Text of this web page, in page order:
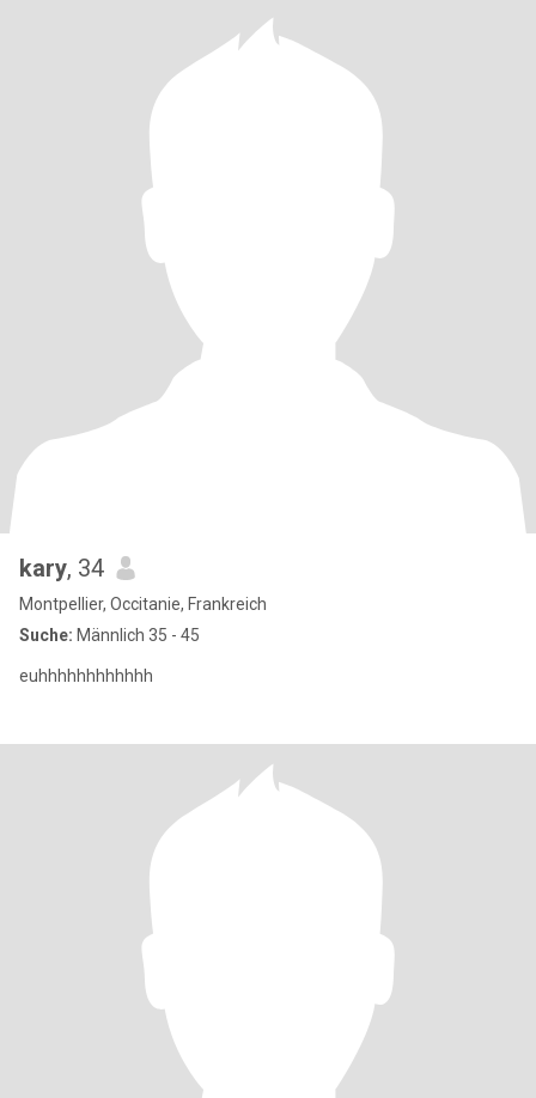
kary, 34
Montpellier, Occitanie, Frankreich
Suche: Männlich 35 - 45
euhhhhhhhhhhhh